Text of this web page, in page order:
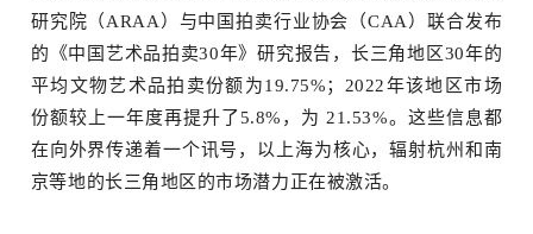
菜单
研究院（ARAA）与中国拍卖行业协会（CAA）联合发布
的《中国艺术品拍卖30年》研究报告，长三角地区30年的
平均文物艺术品拍卖份额为19.75%；2022年该地区市场
份额较上一年度再提升了5.8%，为 21.53%。这些信息都
在向外界传递着一个讯号，以上海为核心，辐射杭州和南
京等地的长三角地区的市场潜力正在被激活。